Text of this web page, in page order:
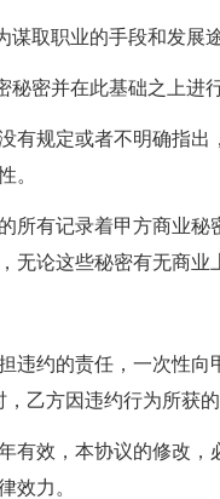
取职业的手段和发展途
密并在此基础之上进
有规定或者不明确指
。
所有记录着甲方商业秘
无论这些秘密有无商业
违约的责任，一次性
乙方因违约行为所获
有效，本协议的修改
效力。